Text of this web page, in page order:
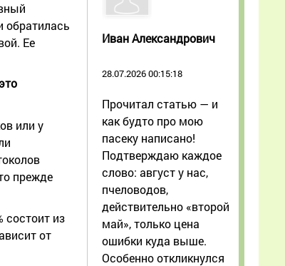
обратилась
Ее
или у
прежде
состоит из
от
Иван Александрович
28.07.2026 00:15:18
Прочитал статью — и
как будто про мою
пасеку написано!
Подтверждаю каждое
слово: август у нас,
пчеловодов,
действительно «второй
май», только цена
ошибки куда выше.
Особенно откликнулся